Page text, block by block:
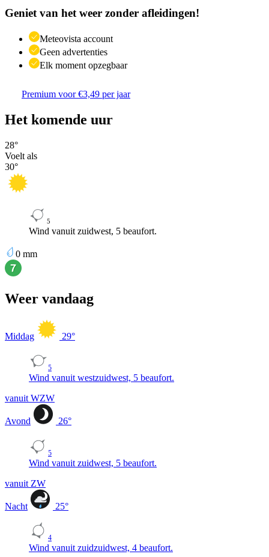
Geniet van het weer zonder afleidingen!
Meteovista account
Geen advertenties
Elk moment opzegbaar
Premium voor €3,49 per jaar
Het komende uur
28°
Voelt als
30°
5
Wind vanuit zuidwest, 5 beaufort.
0 mm
Weer vandaag
Middag 29°
5
Wind vanuit westzuidwest, 5 beaufort.
vanuit WZW
Avond 26°
5
Wind vanuit zuidwest, 5 beaufort.
vanuit ZW
Nacht 25°
4
Wind vanuit zuidzuidwest, 4 beaufort.